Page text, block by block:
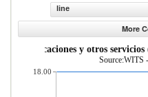
line
More
comunicaciones y otros
Source:WITS
18.00